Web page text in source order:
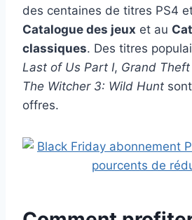
des centaines de titres PS4
Catalogue des jeux et au
classiques. Des titres
Last of Us Part I, Grand
The Witcher 3: Wild Hunt
offres.